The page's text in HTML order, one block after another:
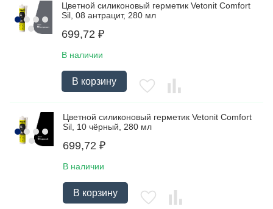
Цветной силиконовый герметик Vetonit Comfort
Sil, 08 антрацит, 280 мл
699,72 ₽
В наличии
В корзину
Цветной силиконовый герметик Vetonit Comfort
Sil, 10 чёрный, 280 мл
699,72 ₽
В наличии
В корзину